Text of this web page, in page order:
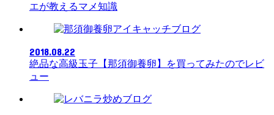
エが教えるマメ知識
ブログ
2018.08.22
絶品な高級玉子【那須御養卵】を買ってみたのでレビ
ュー
ブログ